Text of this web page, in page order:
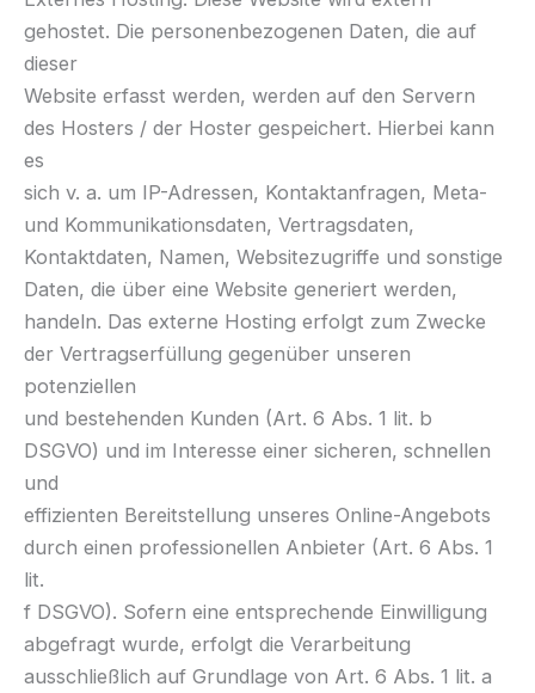
gehostet. Die personenbezogenen Daten, die auf
dieser
Website erfasst werden, werden auf den Servern
des Hosters / der Hoster gespeichert. Hierbei kann
es
sich v. a. um IP-Adressen, Kontaktanfragen, Meta-
und Kommunikationsdaten, Vertragsdaten,
Kontaktdaten, Namen, Websitezugriffe und sonstige
Daten, die über eine Website generiert werden,
handeln. Das externe Hosting erfolgt zum Zwecke
der Vertragserfüllung gegenüber unseren
potenziellen
und bestehenden Kunden (Art. 6 Abs. 1 lit. b
DSGVO) und im Interesse einer sicheren, schnellen
und
effizienten Bereitstellung unseres Online-Angebots
durch einen professionellen Anbieter (Art. 6 Abs. 1
lit.
f DSGVO). Sofern eine entsprechende Einwilligung
abgefragt wurde, erfolgt die Verarbeitung
ausschließlich auf Grundlage von Art. 6 Abs. 1 lit. a